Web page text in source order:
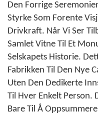
Den Forrige
Styrke Som Forente
Drivkraft. Når Vi Ser
Samlet Vitne Til Et
Selskapets Historie.
Fabrikken Til Den Nye
Uten Den Dedikerte
Til Hver Enkelt Person.
Bare Til Å